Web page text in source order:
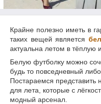
Крайне полезно иметь в
таких вещей является
актуальна летом в тёплую
Белую футболку можно
будь то повседневный
Постараемся представить
для лета, которые с
модный арсенал.